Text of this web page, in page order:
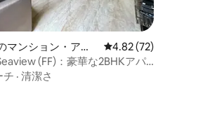
4.97つ星の平均評価
マンション・アパ
レビュー72件、5つ
4.82 (72)
(FF)：豪華な2BHKアパ
チ · 清潔さ